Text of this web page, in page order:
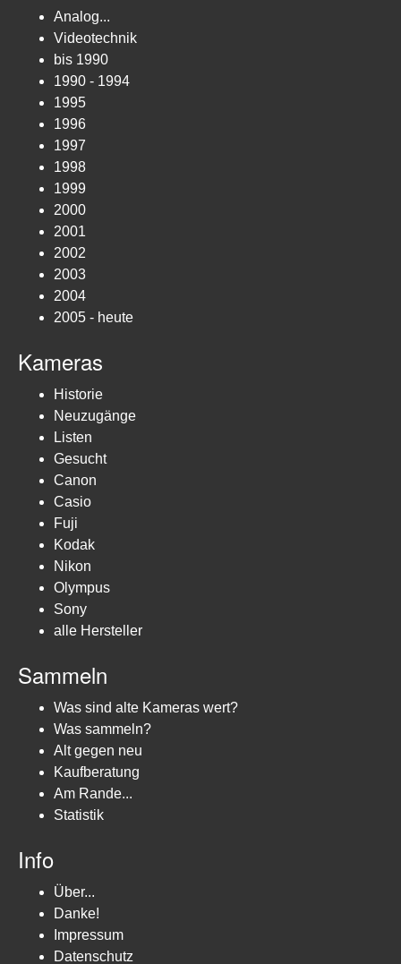
Analog...
Videotechnik
bis 1990
1990 - 1994
1995
1996
1997
1998
1999
2000
2001
2002
2003
2004
2005 - heute
Kameras
Historie
Neuzugänge
Listen
Gesucht
Canon
Casio
Fuji
Kodak
Nikon
Olympus
Sony
alle Hersteller
Sammeln
Was sind alte Kameras wert?
Was sammeln?
Alt gegen neu
Kaufberatung
Am Rande...
Statistik
Info
Über...
Danke!
Impressum
Datenschutz